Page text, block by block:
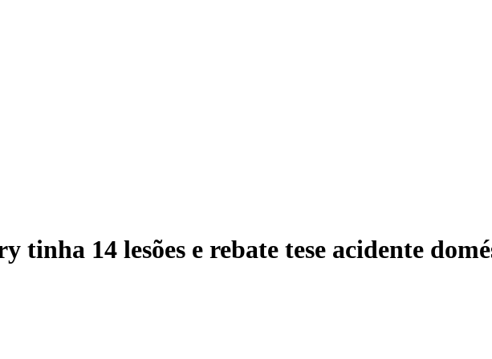
tinha 14 lesões e rebate tese acidente